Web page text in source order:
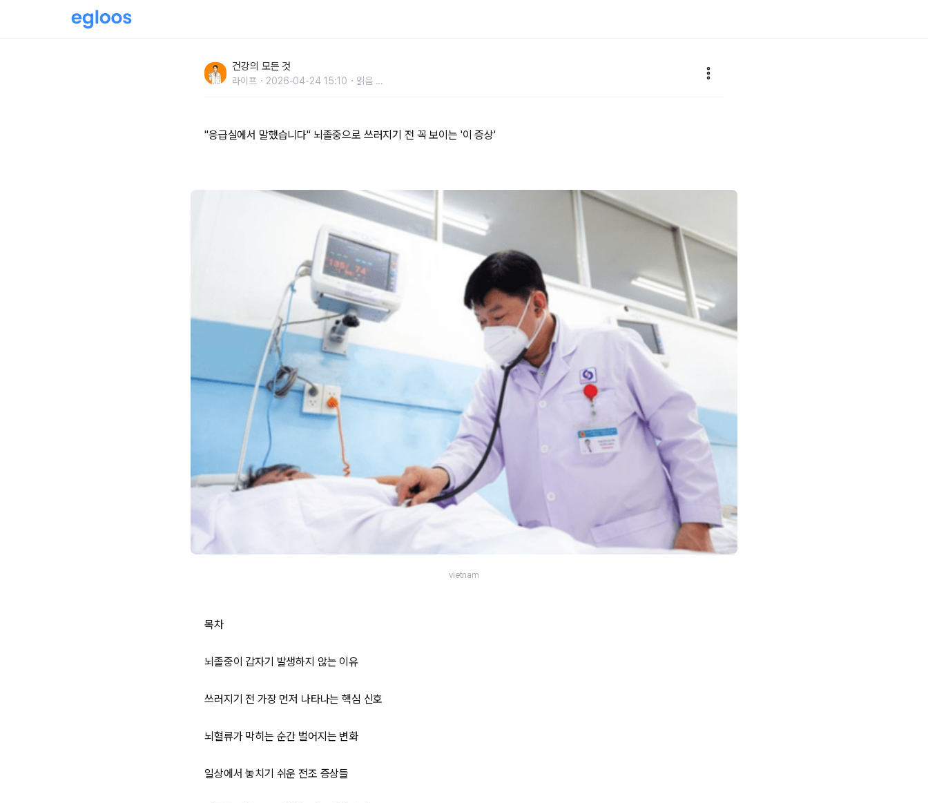
건강의 모든 것
라이프 2026-04-24 15:10 읽음 ...
"응급실에서 말했습니다" 뇌졸중으로 쓰러지기 전 꼭 보이는 '이 증상'
vietnam
목차
뇌졸중이 갑자기 발생하지 않는 이유
쓰러지기 전 가장 먼저 나타나는 핵심 신호
뇌혈류가 막히는 순간 벌어지는 변화
일상에서 놓치기 쉬운 전조 증상들